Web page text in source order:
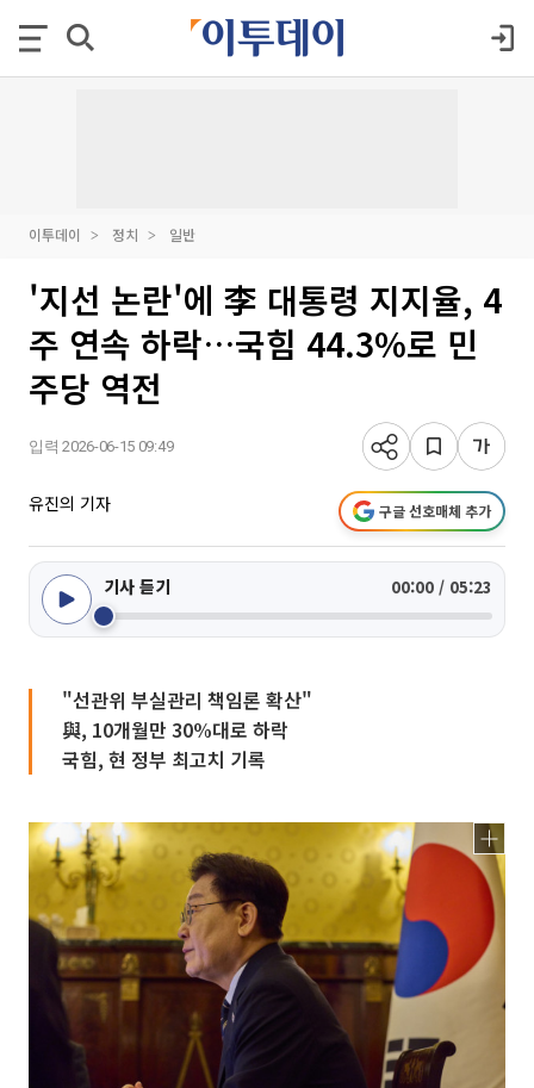
이투데이 정치 일반
'지선 논란'에 李 대통령 지지율, 4
주 연속 하락…국힘 44.3%로 민
주당 역전
입력 2026-06-15 09:49
유진의 기자 구글 선호매체 추가
기사 듣기 00:00 / 05:23
"선관위 부실관리 책임론 확산"
與, 10개월만 30%대로 하락
국힘, 현 정부 최고치 기록